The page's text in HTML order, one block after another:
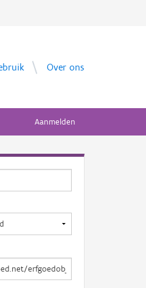
Over ons
Aanmelden